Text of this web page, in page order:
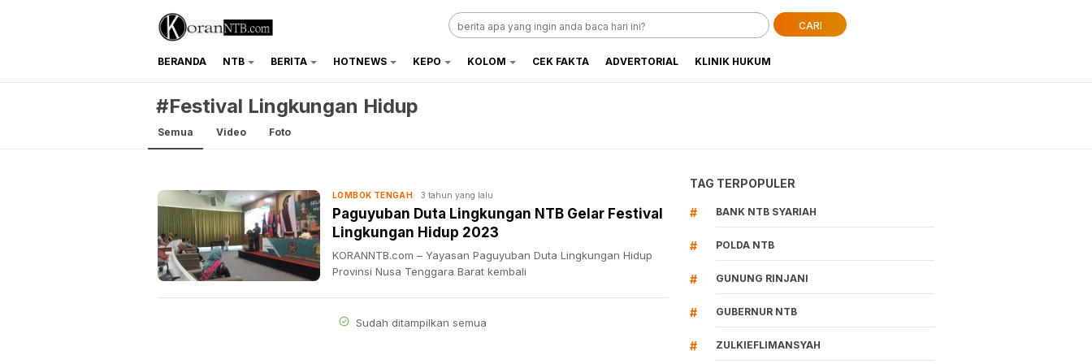
koranntb.com
CARI
BERANDA NTB BERITA HOTNEWS KEPO KOLOM CEK FAKTA ADVERTORIAL KLINIK HUKUM
#Festival Lingkungan Hidup
Semua Video Foto
LOMBOK TENGAH 3 tahun yang lalu
Paguyuban Duta Lingkungan NTB Gelar Festival
Lingkungan Hidup 2023
KORANNTB.com – Yayasan Paguyuban Duta Lingkungan Hidup
Provinsi Nusa Tenggara Barat kembali
Sudah ditampilkan semua
TAG TERPOPULER
# BANK NTB SYARIAH
# POLDA NTB
# GUNUNG RINJANI
# GUBERNUR NTB
# ZULKIEFLIMANSYAH